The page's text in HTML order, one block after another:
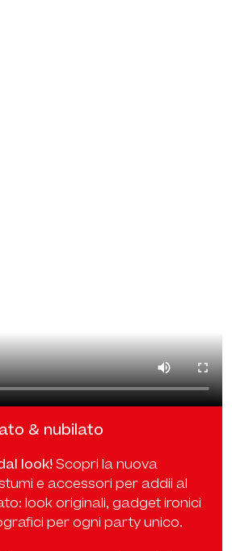
& nubilato
look!Scopri la nuova
e accessori per addii al
look originali, gadget ironici
per ogni party unico.